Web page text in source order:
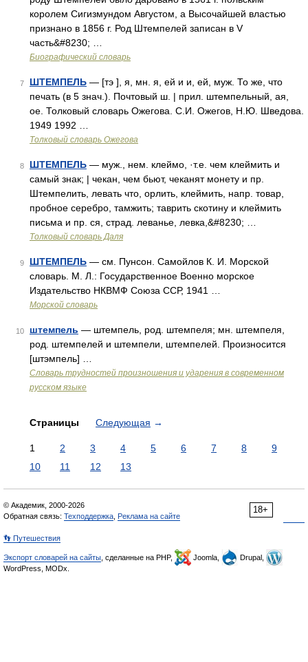
королем Сигизмундом Августом, а Высочайшей властью
признано в 1856 г. Род Штемпелей записан в V
часть&#8230; …
Биографический словарь
7 ШТЕМПЕЛЬ — [тэ ], я, мн. я, ей и и, ей, муж. То же, что
печать (в 5 знач.). Почтовый ш. | прил. штемпельный, ая,
ое. Толковый словарь Ожегова. С.И. Ожегов, Н.Ю. Шведова.
1949 1992 …
Толковый словарь Ожегова
8 ШТЕМПЕЛЬ — муж., нем. клеймо, ·т.е. чем клеймить и
самый знак; | чекан, чем бьют, чеканят монету и пр.
Штемпелить, левать что, орлить, клеймить, напр. товар,
пробное серебро, тамжить; таврить скотину и клеймить
письма и пр. ся, страд. леванье, левка,&#8230; …
Толковый словарь Даля
9 ШТЕМПЕЛЬ — см. Пунсон. Самойлов К. И. Морской
словарь. М. Л.: Государственное Военно морское
Издательство НКВМФ Союза ССР, 1941 …
Морской словарь
10 штемпель — штемпель, род. штемпеля; мн. штемпеля,
род. штемпелей и штемпели, штемпелей. Произносится
[штэмпель] …
Словарь трудностей произношения и ударения в современном
русском языке
Страницы Следующая →
1 2 3 4 5 6 7 8
9
10
11 12 13
18+
© Академик, 2000-2026
Обратная связь: Техподдержка Реклама на сайте
👣 Путешествия
Экспорт словарей на сайты , сделанные на PHP, Joomla,
Drupal,
WordPress, MODx.